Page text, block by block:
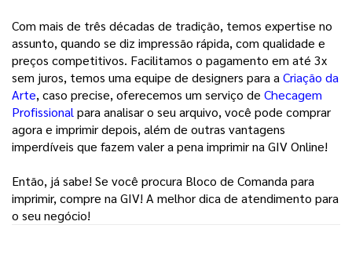
Com mais de três décadas de tradição, temos expertise no
assunto, quando se diz impressão rápida, com qualidade e
preços competitivos. Facilitamos o pagamento em até 3x
sem juros, temos uma equipe de designers para a Criação da
Arte, caso precise, oferecemos um serviço de Checagem
Profissional para analisar o seu arquivo, você pode comprar
agora e imprimir depois, além de outras vantagens
imperdíveis que fazem valer a pena imprimir na GIV Online!
Então, já sabe! Se você procura Bloco de Comanda para
imprimir, compre na GIV! A melhor dica de atendimento para
o seu negócio!